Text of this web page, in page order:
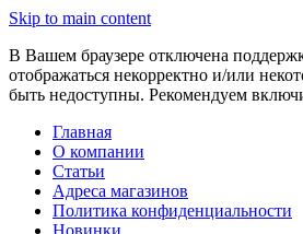
Skip to main content
В Вашем браузере отключена
отображаться некорректно и/или
быть недоступны. Рекомендуем
Главная
О компании
Статьи
Адреса магазинов
Политика конфиденциальности
Новинки